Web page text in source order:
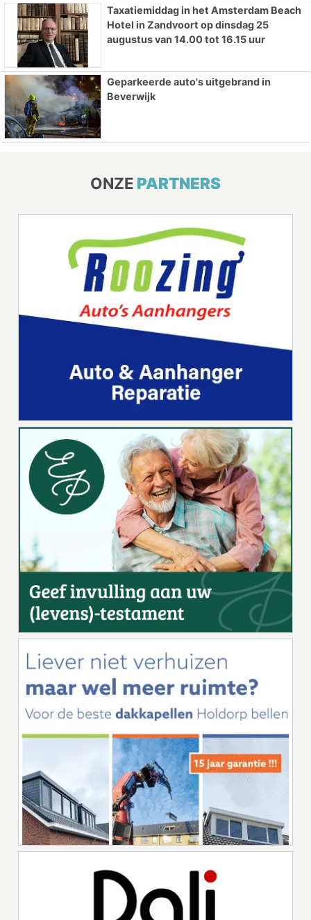
Taxatiemiddag in het Amsterdam Beach
Hotel in Zandvoort op dinsdag 25
augustus van 14.00 tot 16.15 uur
Geparkeerde auto's uitgebrand in
Beverwijk
ONZE PARTNERS